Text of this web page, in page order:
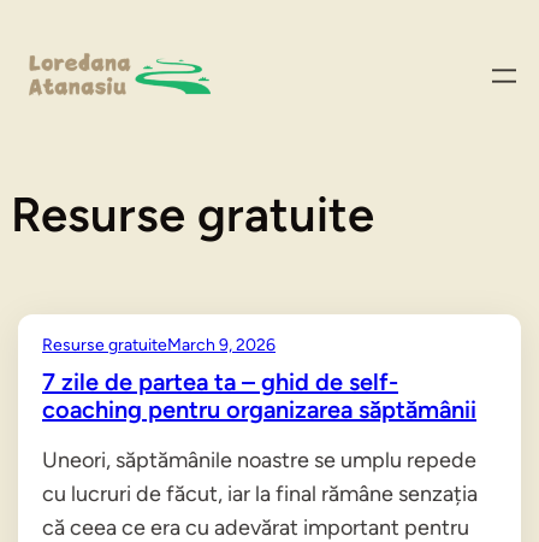
content
Resurse gratuite
Resurse gratuiteMarch 9, 2026
7 zile de partea ta – ghid de self-
coaching pentru organizarea săptămânii
Uneori, săptămânile noastre se umplu repede
cu lucruri de făcut, iar la final rămâne senzația
că ceea ce era cu adevărat important pentru